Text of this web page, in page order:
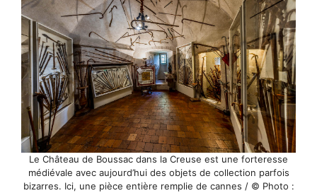
Le Château de Boussac dans la Creuse est une forteresse
médiévale avec aujourd’hui des objets de collection parfois
bizarres. Ici, une pièce entière remplie de cannes / © Photo :